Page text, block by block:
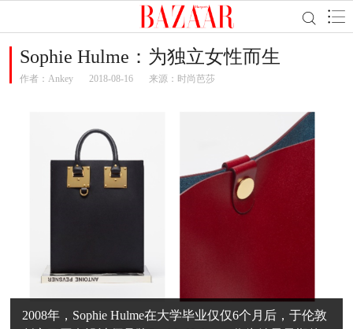
Sophie Hulme：为独立女性而生
作者： Ankey 2018-08-16 来源：时尚芭莎
2008年，Sophie Hulme在大学毕业仅仅6个月后，于伦敦